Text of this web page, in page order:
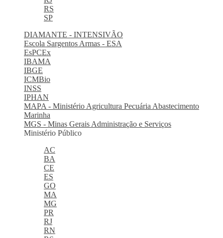
RS
SP
DIAMANTE - INTENSIVÃO
Escola Sargentos Armas - ESA
EsPCEx
IBAMA
IBGE
ICMBio
INSS
IPHAN
MAPA - Ministério Agricultura Pecuária Abastecimento
Marinha
MGS - Minas Gerais Administração e Serviços
Ministério Público
AC
BA
CE
ES
GO
MA
MG
PR
RJ
RN